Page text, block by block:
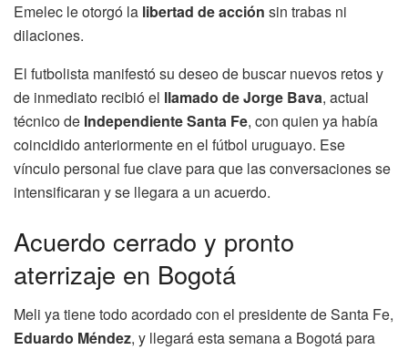
Emelec le otorgó la libertad de acción sin trabas ni
dilaciones.
El futbolista manifestó su deseo de buscar nuevos retos y
de inmediato recibió el llamado de Jorge Bava, actual
técnico de Independiente Santa Fe, con quien ya había
coincidido anteriormente en el fútbol uruguayo. Ese
vínculo personal fue clave para que las conversaciones se
intensificaran y se llegara a un acuerdo.
Acuerdo cerrado y pronto
aterrizaje en Bogotá
Meli ya tiene todo acordado con el presidente de Santa Fe,
Eduardo Méndez, y llegará esta semana a Bogotá para